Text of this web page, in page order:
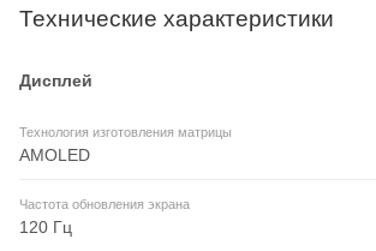
Технические характеристики
Дисплей
Технология изготовления матрицы
AMOLED
Частота обновления экрана
120 Гц